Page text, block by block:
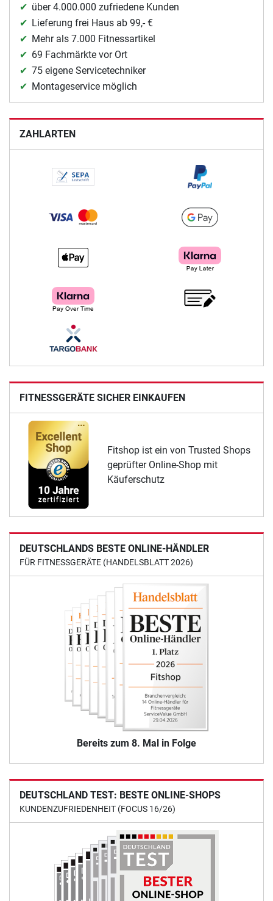
über 4.000.000 zufriedene Kunden
Lieferung frei Haus ab 99,- €
Mehr als 7.000 Fitnessartikel
69 Fachmärkte vor Ort
75 eigene Servicetechniker
Montageservice möglich
ZAHLARTEN
FITNESSGERÄTE SICHER EINKAUFEN
Fitshop ist ein von Trusted Shops
geprüfter Online-Shop mit
Käuferschutz
DEUTSCHLANDS BESTE ONLINE-HÄNDLER
FÜR FITNESSGERÄTE (HANDELSBLATT 2026)
Bereits zum 8. Mal in Folge
DEUTSCHLAND TEST: BESTE ONLINE-SHOPS
KUNDENZUFRIEDENHEIT (FOCUS 16/26)